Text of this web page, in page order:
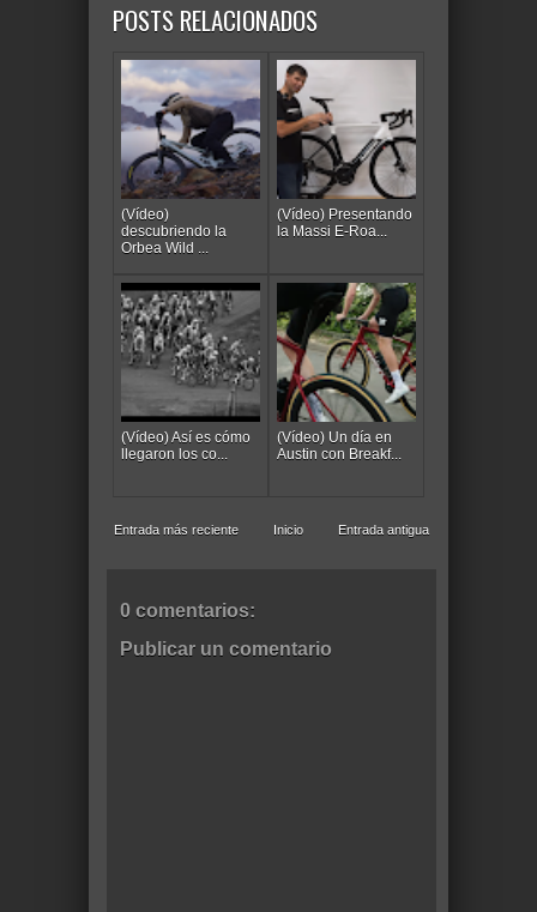
POSTS RELACIONADOS
(Vídeo)
descubriendo la
Orbea Wild ...
(Vídeo) Presentando
la Massi E-Roa...
(Vídeo) Así es cómo
llegaron los co...
(Vídeo) Un día en
Austin con Breakf...
Entrada más reciente Entrada antigua
Inicio
0 comentarios:
Publicar un comentario